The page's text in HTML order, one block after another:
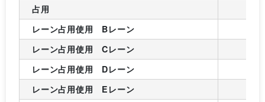
占用
レーン占用使用 Bレーン
レーン占用使用 Cレーン
レーン占用使用 Dレーン
レーン占用使用 Eレーン